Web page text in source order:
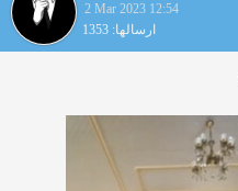
2 Mar 2023 12:54
ارسالها: 1353